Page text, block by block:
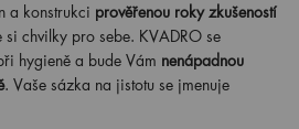
a konstrukci prověřenou roky zkušeností
si chvilky pro sebe. KVADRO se
hygieně a bude Vám nenápadnou
. Vaše sázka na jistotu se jmenuje